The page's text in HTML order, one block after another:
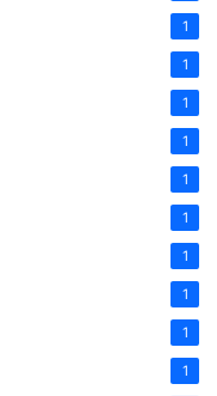
1
1
1
1
1
1
1
1
1
1